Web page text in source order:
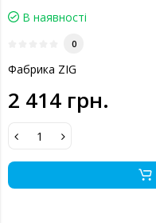
В наявності
0
Фабрика ZIG
2 414 грн.